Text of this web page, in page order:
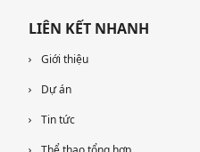
LIÊN KẾT NHANH
Giới thiệu
Dự án
Tin tức